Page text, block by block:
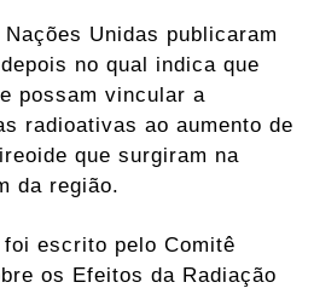
Unidas publicaram
no qual indica que
possam vincular a
radioativas ao aumento de
que surgiram na
da região.
escrito pelo Comitê
os Efeitos da Radiação